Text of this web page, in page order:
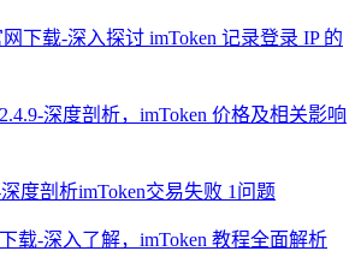
下载-深入探讨 imToken 记录登录 IP 的
深度剖析，imToken 价格及相关影响
度剖析imToken交易失败 1问题
载-深入了解，imToken 教程全面解析